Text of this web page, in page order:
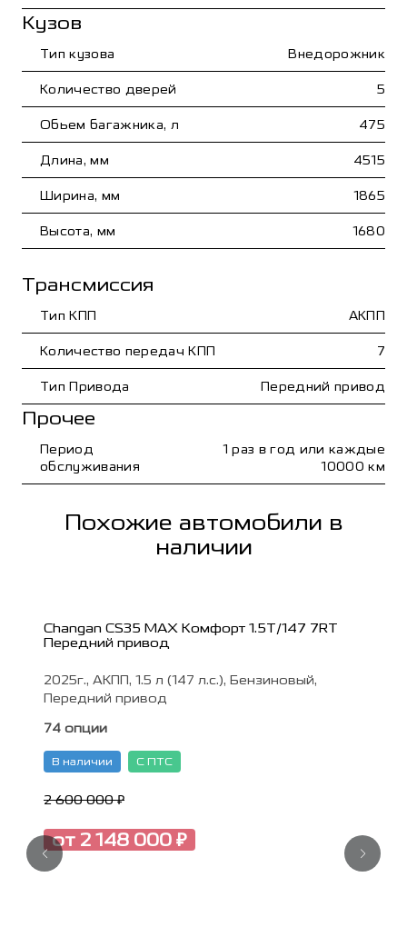
Кузов
Тип кузова Внедорожник
Количество дверей 5
Обьем багажника, л 475
Длина, мм 4515
Ширина, мм 1865
Высота, мм 1680
Трансмиссия
Тип КПП АКПП
Количество передач КПП 7
Тип Привода Передний привод
Прочее
Период
обслуживания
1 раз в год или каждые
10000 км
Похожие автомобили в
наличии
Changan CS35 MAX Комфорт 1.5T/147 7RT
Передний привод
2025г., АКПП, 1.5 л (147 л.с.), Бензиновый,
Передний привод
74 опции
В наличии С ПТС
2 600 000 ₽
от 2 148 000 ₽